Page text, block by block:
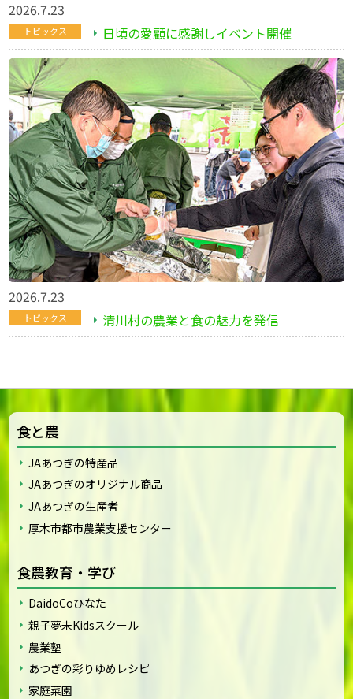
2026.7.23
トピックス 日頃の愛顧に感謝しイベント開催
2026.7.23
トピックス 清川村の農業と食の魅力を発信
食と農
JAあつぎの特産品
JAあつぎのオリジナル商品
JAあつぎの生産者
厚木市都市農業支援センター
食農教育・学び
DaidoCoひなた
親子夢未Kidsスクール
農業塾
あつぎの彩りゆめレシピ
家庭菜園